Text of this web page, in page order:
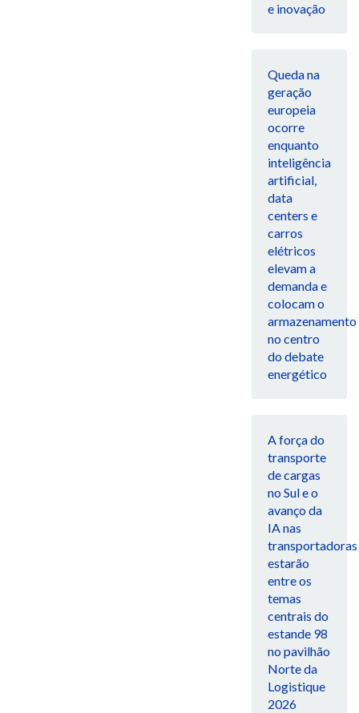
e inovação
Queda na
geração
europeia
ocorre
enquanto
inteligência
artificial,
data
centers e
carros
elétricos
elevam a
demanda e
colocam o
armazenamento
no centro
do debate
energético
A força do
transporte
de cargas
no Sul e o
avanço da
IA nas
transportadoras
estarão
entre os
temas
centrais do
estande 98
no pavilhão
Norte da
Logistique
2026